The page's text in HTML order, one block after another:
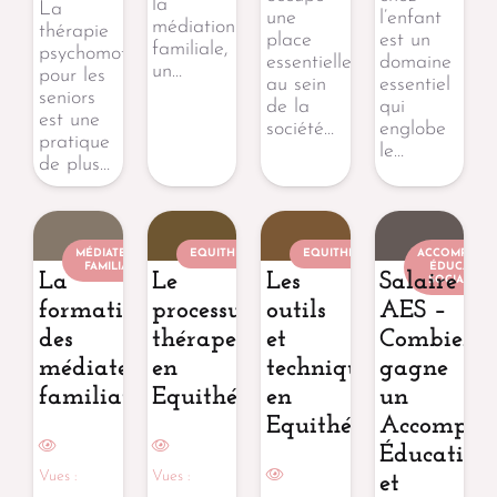
La
thérapie
psychomotrice
pour les
seniors
est une
pratique
de plus…
la
médiation
familiale,
un…
une
place
essentielle
au sein
de la
société…
l’enfant
est un
domaine
essentiel
qui
englobe
le…
MÉDIATEUR
FAMILIAL
La
formation
des
médiateurs
familiaux
Vues :
EQUITHÉRAPEUTE
Le
processus
thérapeutique
en
Equithérapie
Vues :
EQUITHÉRAPEUTE
Les
outils
et
techniques
en
Equithérapie
ÉDUCATIF
SOCIAL
Salaire
AES –
Combien
gagne
un
Éducatif
et